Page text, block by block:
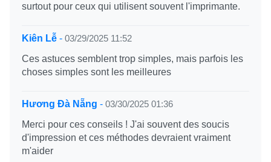
surtout pour ceux qui utilisent souvent l'imprimante.
Kiên Lễ - 03/29/2025 11:52
Ces astuces semblent trop simples, mais parfois les
choses simples sont les meilleures
Hương Đà Nẵng - 03/30/2025 01:36
Merci pour ces conseils ! J'ai souvent des soucis
d'impression et ces méthodes devraient vraiment
m'aider